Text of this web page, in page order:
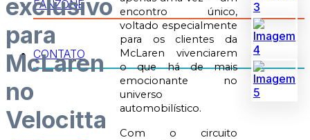
FANZONE
CONTATO
exclusivo
para
McLaren
no
Velocitta
encontro único,
voltado especialmente
para os clientes da
McLaren vivenciarem
o que há de mais
emocionante no
universo
automobilístico.
Com o circuito